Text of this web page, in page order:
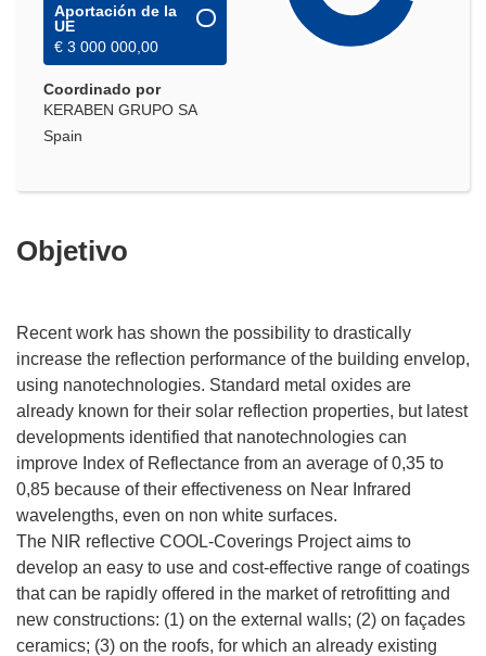
Aportación de la
UE
€ 3 000 000,00
Coordinado por
KERABEN GRUPO SA
Spain
Objetivo
Recent work has shown the possibility to drastically
increase the reflection performance of the building envelop,
using nanotechnologies. Standard metal oxides are
already known for their solar reflection properties, but latest
developments identified that nanotechnologies can
improve Index of Reflectance from an average of 0,35 to
0,85 because of their effectiveness on Near Infrared
wavelengths, even on non white surfaces.
The NIR reflective COOL-Coverings Project aims to
develop an easy to use and cost-effective range of coatings
that can be rapidly offered in the market of retrofitting and
new constructions: (1) on the external walls; (2) on façades
ceramics; (3) on the roofs, for which an already existing